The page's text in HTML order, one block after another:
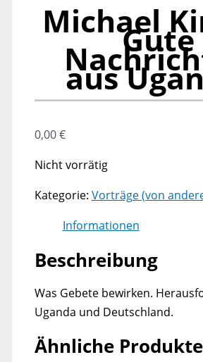
Michael
Gute
aus
0,00€
Nicht vorrätig
Kategorie: Vorträge (von
Informationen
Beschreibung
Was Gebete bewirken.
Uganda und Deutschland.
Ähnliche Produkte